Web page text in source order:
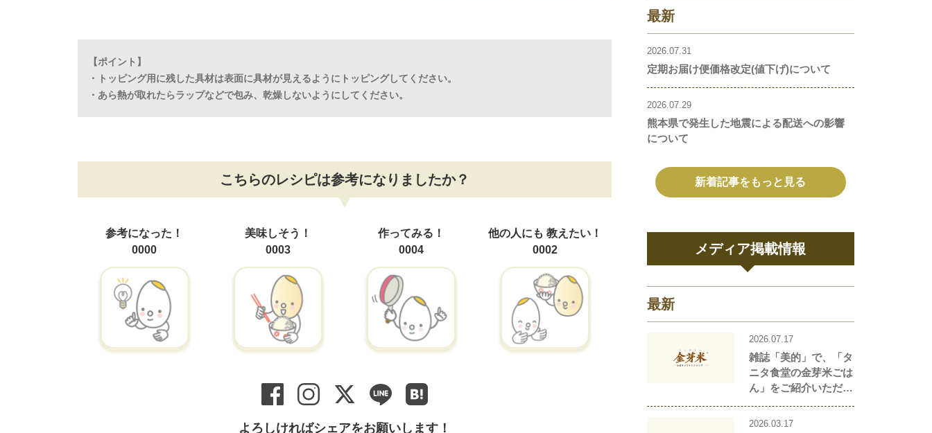
【ポイント】
・トッピング用に残した具材は表面に具材が見えるようにトッピングしてください。
・あら熱が取れたらラップなどで包み、乾燥しないようにしてください。
こちらのレシピは参考になりましたか？
参考になった！
0000
美味しそう！
0003
作ってみる！
0004
他の人にも 教えたい！
0002
よろしければシェアをお願いします！
最新
2026.07.31
定期お届け便価格改定(値下げ)について
2026.07.29
熊本県で発生した地震による配送への影響
について
新着記事をもっと見る
メディア掲載情報
最新
2026.07.17
雑誌「美的」で、「タ
ニタ食堂の金芽米ごは
ん」をご紹介いただき
2026.03.17